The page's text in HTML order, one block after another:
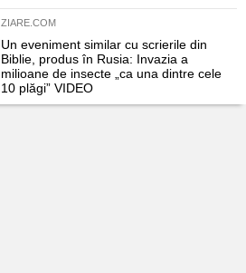
ZIARE.COM
Un eveniment similar cu scrierile din
Biblie, produs în Rusia: Invazia a
milioane de insecte „ca una dintre cele
10 plăgi” VIDEO